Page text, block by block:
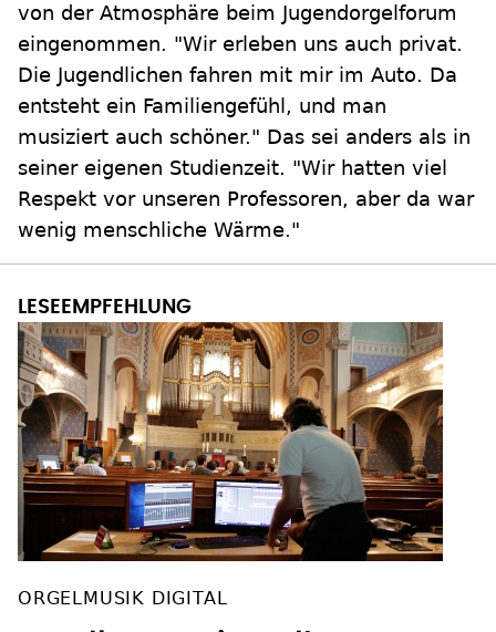
von der Atmosphäre beim Jugendorgelforum
eingenommen. "Wir erleben uns auch privat.
Die Jugendlichen fahren mit mir im Auto. Da
entsteht ein Familiengefühl, und man
musiziert auch schöner." Das sei anders als in
seiner eigenen Studienzeit. "Wir hatten viel
Respekt vor unseren Professoren, aber da war
wenig menschliche Wärme."
ORGELMUSIK DIGITAL